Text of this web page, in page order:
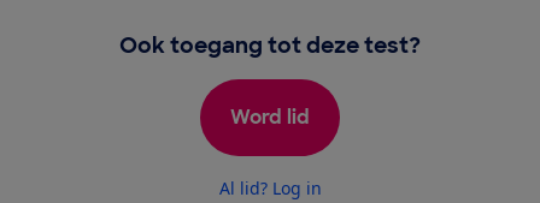
Ook toegang tot deze test?
Word lid
Al lid? Log in